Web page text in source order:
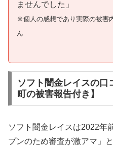
ませんでした」
※個人の感想であり実際の被害
ん
ソフト闇金レイスの口
町の被害報告付き】
ソフト闇金レイスは2022年
プンのため審査が激アマ」